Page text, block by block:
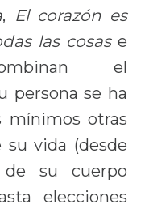
, El corazón es
las cosase
el
persona se ha
mínimos otras
su vida (desde
su cuerpo
elecciones